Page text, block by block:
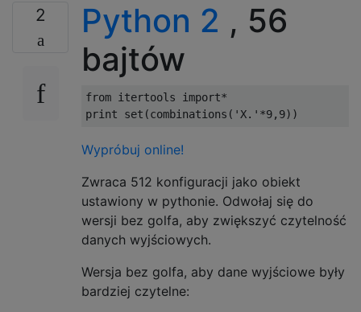
.X.
..X
..X
.X.
..X
..X
.XX
.X.
X..
2 Python 2 , 56
bajtów
from itertools import*
print set (combinations ( 'X.' *9, 9))
Wypróbuj online!
Zwraca 512 konfiguracji jako obiekt
ustawiony w pythonie. Odwołaj się do
wersji bez golfa, aby zwiększyć czytelność
danych wyjściowych.
Wersja bez golfa, aby dane wyjściowe były
bardziej czytelne: